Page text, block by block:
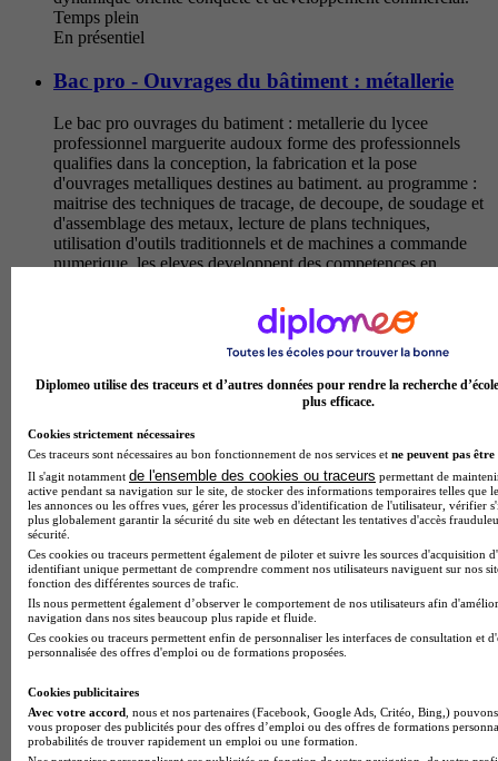
Temps plein
En présentiel
Bac pro - Ouvrages du bâtiment : métallerie
Le bac pro ouvrages du batiment : metallerie du lycee
professionnel marguerite audoux forme des professionnels
qualifies dans la conception, la fabrication et la pose
d'ouvrages metalliques destines au batiment. au programme :
maitrise des techniques de tracage, de decoupe, de soudage et
d'assemblage des metaux, lecture de plans techniques,
utilisation d'outils traditionnels et de machines a commande
numerique. les eleves developpent des competences en
(portails, grilles, gardes-corps) et construction metallique
(charpentes, ossatures). la formation integre egalement les
regles de securite, l'organisation de chantier et la relation
client. a l'issue du cursus, les diplomes peuvent exercer
comme metalliers-serruriers, chaudronniers ou chefs d'equipe
dans des entreprises artisanales, des pme du second œuvre ou
technique pour realiser des projets varies, de la ferronnerie
d'art aux structures metalliques contemporaines, et peuvent
evoluer vers des fonctions d'encadrement ou creer leur propre
entreprise.
Temps plein
En présentiel
Bac pro - Techniques d'interventions sur
installations nucléaires
Le bac pro techniques d'interventions sur installations
audoux forme des techniciens specialises dans la maintenance,
l'exploitation et la surveillance des equipements nucleaires. au
programme : technologies nucleaires, radioprotection,
mecanique industrielle, automatismes, controles non
Diplomeo utilise des traceurs et d’autres données pour rendre la recherche
plus efficace.
Cookies strictement nécessaires
Ces traceurs sont nécessaires au bon fonctionnement de nos services et ne peuvent pas être
Il s'agit notamment de l'ensemble des cookies ou traceurs permettant de
active pendant sa navigation sur le site, de stocker des informations temporaires telles que
les annonces ou les offres vues, gérer les processus d'identification de l'utilisateur, vérifier
plus globalement garantir la sécurité du site web en détectant les tentatives d'accès
sécurité.
Ces cookies ou traceurs permettent également de piloter et suivre les sources d'acquisition
identifiant unique permettant de comprendre comment nos utilisateurs naviguent sur nos
fonction des différentes sources de trafic.
Ils nous permettent également d’observer le comportement de nos utilisateurs afin
navigation dans nos sites beaucoup plus rapide et fluide.
Ces cookies ou traceurs permettent enfin de personnaliser les interfaces de consultation et
personnalisée des offres d'emploi ou de formations proposées.
Cookies publicitaires
Avec votre accord , nous et nos partenaires (Facebook, Google Ads, Critéo, Bing,)
vous proposer des publicités pour des offres d’emploi ou des offres de formations
probabilités de trouver rapidement un emploi ou une formation.